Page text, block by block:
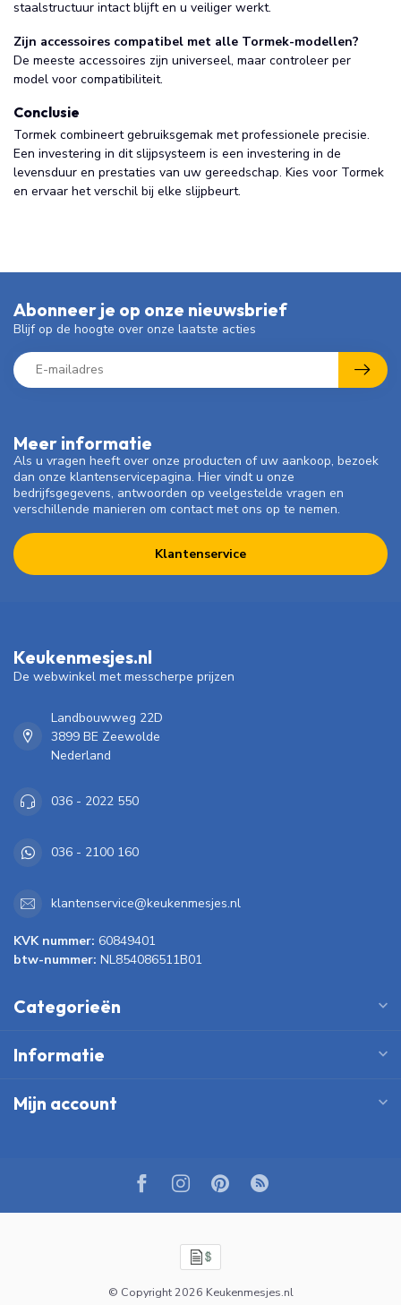
staalstructuur intact blijft en u veiliger werkt.
Zijn accessoires compatibel met alle Tormek-modellen?
De meeste accessoires zijn universeel, maar controleer per
model voor compatibiliteit.
Conclusie
Tormek combineert gebruiksgemak met professionele precisie.
Een investering in dit slijpsysteem is een investering in de
levensduur en prestaties van uw gereedschap. Kies voor Tormek
en ervaar het verschil bij elke slijpbeurt.
Meer informatie
Als u vragen heeft over onze producten of uw aankoop, bezoek
dan onze klantenservicepagina. Hier vindt u onze
bedrijfsgegevens, antwoorden op veelgestelde vragen en
verschillende manieren om contact met ons op te nemen.
Klantenservice
Abonneer je op onze nieuwsbrief
Blijf op de hoogte over onze laatste acties
Keukenmesjes.nl
De webwinkel met messcherpe prijzen
Landbouwweg 22D
3899 BE Zeewolde
Nederland
036 - 2022 550
036 - 2100 160
klantenservice@keukenmesjes.nl
KVK nummer: 60849401
btw-nummer: NL854086511B01
Categorieën
Informatie
Mijn account
© Copyright 2026 Keukenmesjes.nl